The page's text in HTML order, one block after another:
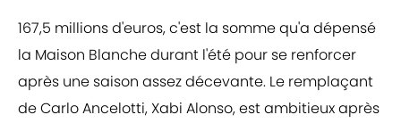
167,5 millions d'euros, c'est la somme qu'a dépensé
la Maison Blanche durant l'été pour se renforcer
après une saison assez décevante. Le remplaçant
de Carlo Ancelotti, Xabi Alonso, est ambitieux après